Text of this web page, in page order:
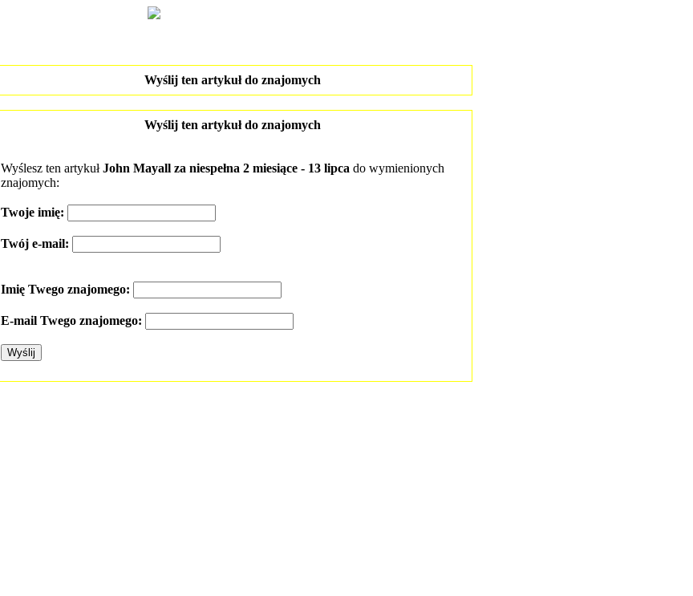
Wyślij ten artykuł do znajomych
Wyślij ten artykuł do znajomych
Wyślesz ten artykułJohn Mayall za niespełna 2 miesiące - 13 lipca do wymienionych
znajomych:
Twoje imię:
Twój e-mail:
Imię Twego znajomego:
E-mail Twego znajomego: